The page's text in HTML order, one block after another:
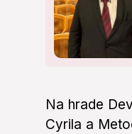
Na hrade
Cyrila a